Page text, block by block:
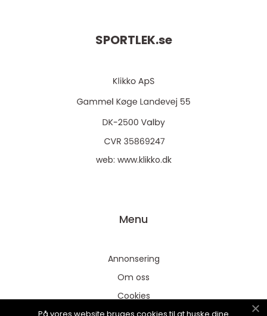
SPORTLEK.se
web: www.klikko.dk
Menu
Annonsering
Om oss
Cookies